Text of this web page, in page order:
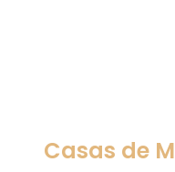
Casas de